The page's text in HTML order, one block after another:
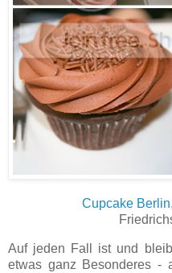
Cupcake Berlin
Auf jeden Fall ist und
etwas ganz Besonderes -